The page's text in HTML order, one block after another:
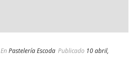
En Pastelería Escoda Publicado 10 abril,